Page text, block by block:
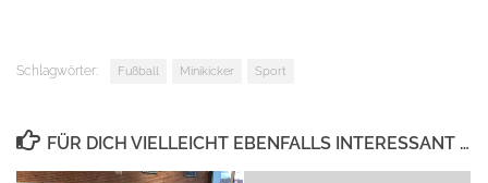
Schlagwörter: Fußball Minikicker Sport
FÜR DICH VIELLEICHT EBENFALLS INTERESSANT …